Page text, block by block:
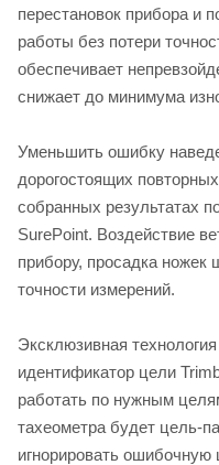
перестановок прибора и
работы без потери
обеспечивает
снижает до минимума
Уменьшить ошибку
дорогостоящих
собранных результатах
SurePoint. Воздействие
прибору, просадка ножек
точности измерений.
Эксклюзивная
идентификатор цели
работать по нужным
тахеометра будет цель-
игнорировать ошибочную